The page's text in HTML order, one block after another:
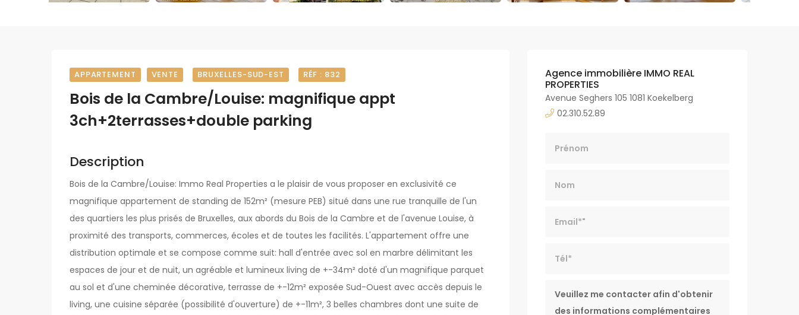
APPARTEMENT VENTE BRUXELLES-SUD-EST RÉF : 832
Bois de la Cambre/Louise: magnifique appt
3ch+2terrasses+double parking
Description
Bois de la Cambre/Louise: Immo Real Properties a le plaisir de vous proposer en exclusivité ce
magnifique appartement de standing de 152m² (mesure PEB) situé dans une rue tranquille de l'un
des quartiers les plus prisés de Bruxelles, aux abords du Bois de la Cambre et de l'avenue Louise, à
proximité des transports, commerces, écoles et de toutes les facilités. L'appartement offre une
distribution optimale et se compose comme suit: hall d'entrée avec sol en marbre délimitant les
espaces de jour et de nuit, un agréable et lumineux living de +-34m² doté d'un magnifique parquet
au sol et d'une cheminée décorative, terrasse de +-12m² exposée Sud-Ouest avec accès depuis le
living, une cuisine séparée (possibilité d'ouverture) de +-11m², 3 belles chambres dont une suite de
Agence immobilière IMMO REAL
PROPERTIES
Avenue Seghers 105 1081 Koekelberg
02.310.52.89
Message